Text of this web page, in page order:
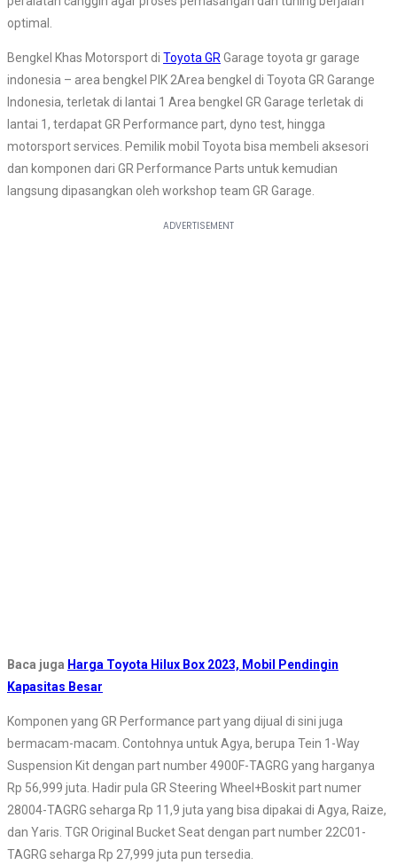
optimal.
Bengkel Khas Motorsport di Toyota GR Garage toyota gr garage
indonesia – area bengkel PIK 2Area bengkel di Toyota GR Garange
Indonesia, terletak di lantai 1 Area bengkel GR Garage terletak di
lantai 1, terdapat GR Performance part, dyno test, hingga
motorsport services. Pemilik mobil Toyota bisa membeli aksesori
dan komponen dari GR Performance Parts untuk kemudian
langsung dipasangkan oleh workshop team GR Garage.
Baca juga Harga Toyota Hilux Box 2023, Mobil Pendingin
Kapasitas Besar
Komponen yang GR Performance part yang dijual di sini juga
bermacam-macam. Contohnya untuk Agya, berupa Tein 1-Way
Suspension Kit dengan part number 4900F-TAGRG yang harganya
Rp 56,999 juta. Hadir pula GR Steering Wheel+Boskit part numer
28004-TAGRG seharga Rp 11,9 juta yang bisa dipakai di Agya, Raize,
dan Yaris. TGR Original Bucket Seat dengan part number 22C01-
TAGRG seharga Rp 27,999 juta pun tersedia.